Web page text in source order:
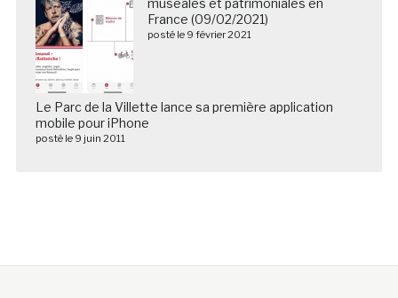
France (09/02/2021)
posté le 9 février 2021
Le Parc de la Villette lance sa première application
mobile pour iPhone
posté le 9 juin 2011